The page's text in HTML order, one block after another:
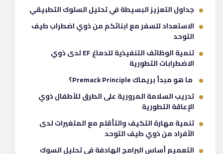
جداول التعزيز البسيطة في تحليل السلوك التطبيقي
الاستعداد للسفر مع ابنائكم من ذوي اضطراب طيف
التوحد
تنمية الوظائف التنفيذية للدماغ EF لدى ذوي
الاضطرابات التطورية
ما هو مبدأ بريماك Premack Principle؟
تدريب السلامة المرورية على الطرق للأطفال ذوي
الإعاقة التطورية
تنمية مهارة التكيف والتأقلم مع المتغيرات لدى
الأفراد من ذوي طيف التوحد
التعميم أساس البرامج الهادفة في تحليل السوك